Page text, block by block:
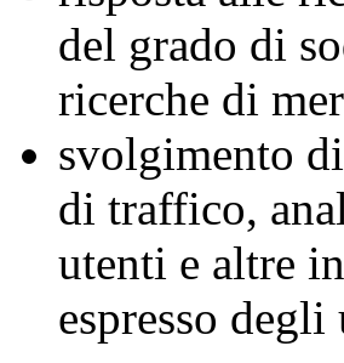
del grado di
ricerche di
svolgimento
di traffico,
utenti e altre
espresso degli